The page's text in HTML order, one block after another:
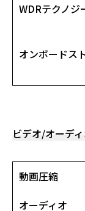
WDRテクノジ
オンボードス
ビデオ/オーデ
動画圧縮
オーディオ